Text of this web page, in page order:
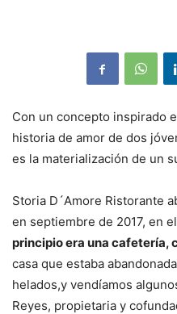
Con un concepto inspirado
historia de amor de dos
es la materialización de un
Storia D´Amore Ristorante
en septiembre de 2017, en
principio era una cafetería,
casa que estaba
helados,y vendíamos
Reyes, propietaria y